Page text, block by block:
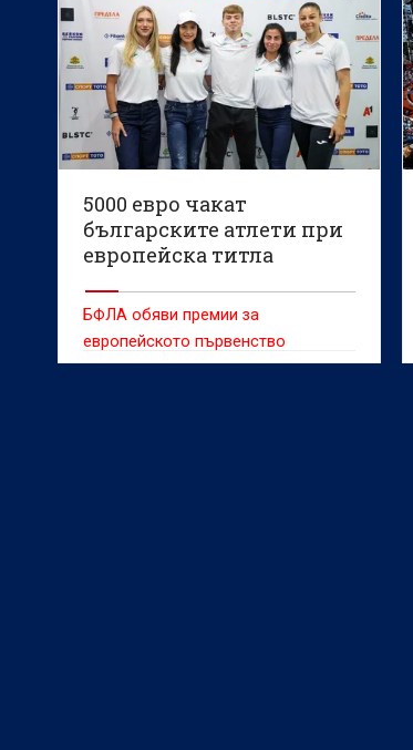
5000 евро чакат
българските атлети при
европейска титла
БФЛА обяви премии за
европейското първенство